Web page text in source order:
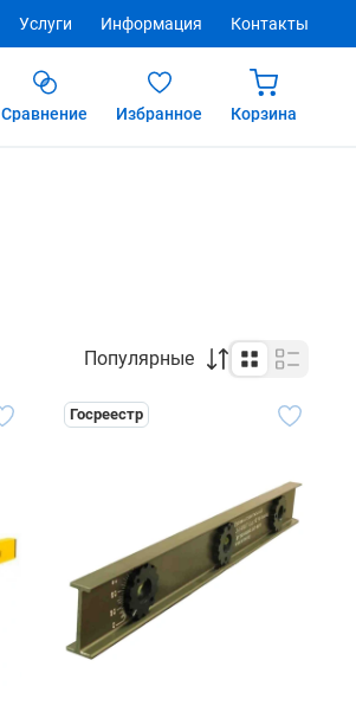
Услуги Информация Контакты
Сравнение Избранное Корзина
Популярные
Госреестр